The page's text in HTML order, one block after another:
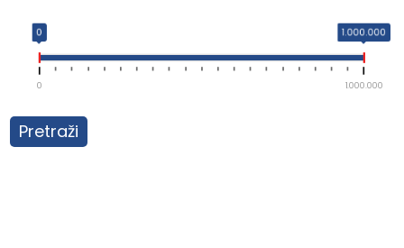
0 1.000.000
0 1.000.000
Pretraži